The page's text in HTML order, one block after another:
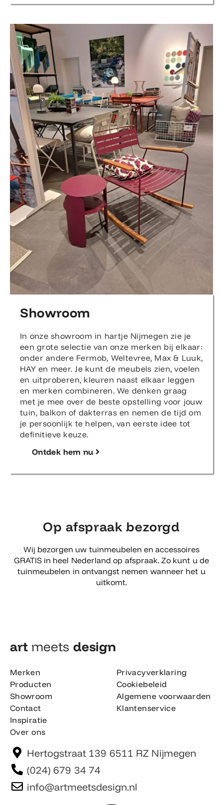
Showroom
In onze showroom in hartje Nijmegen zie je
een grote selectie van onze merken bij elkaar:
onder andere Fermob, Weltevree, Max & Luuk,
HAY en meer. Je kunt de meubels zien, voelen
en uitproberen, kleuren naast elkaar leggen
en merken combineren. We denken graag
met je mee over de beste opstelling voor jouw
tuin, balkon of dakterras en nemen de tijd om
je persoonlijk te helpen, van eerste idee tot
definitieve keuze.
Ontdek hem nu
Op afspraak bezorgd
Wij bezorgen uw tuinmeubelen en accessoires
GRATIS in heel Nederland op afspraak. Zo kunt u de
tuinmeubelen in ontvangst nemen wanneer het u
uitkomt.
art meets design​
Merken
Producten
Showroom
Contact
Inspiratie
Over ons
Privacyverklaring
Cookiebeleid
Algemene voorwaarden
Klantenservice
Hertogstraat 139 6511 RZ Nijmegen
(024) 679 34 74
info@artmeetsdesign.nl